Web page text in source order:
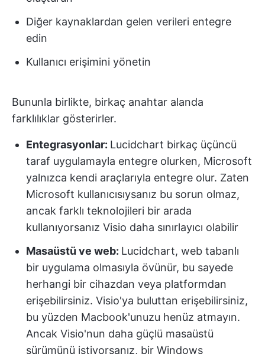
Diğer kaynaklardan gelen verileri entegre
edin
Kullanıcı erişimini yönetin
Bununla birlikte, birkaç anahtar alanda
farklılıklar gösterirler.
Entegrasyonlar: Lucidchart birkaç üçüncü
taraf uygulamayla entegre olurken, Microsoft
yalnızca kendi araçlarıyla entegre olur. Zaten
Microsoft kullanıcısıysanız bu sorun olmaz,
ancak farklı teknolojileri bir arada
kullanıyorsanız Visio daha sınırlayıcı olabilir
Masaüstü ve web: Lucidchart, web tabanlı
bir uygulama olmasıyla övünür, bu sayede
herhangi bir cihazdan veya platformdan
erişebilirsiniz. Visio'ya buluttan erişebilirsiniz,
bu yüzden Macbook'unuzu henüz atmayın.
Ancak Visio'nun daha güçlü masaüstü
sürümünü istiyorsanız, bir Windows